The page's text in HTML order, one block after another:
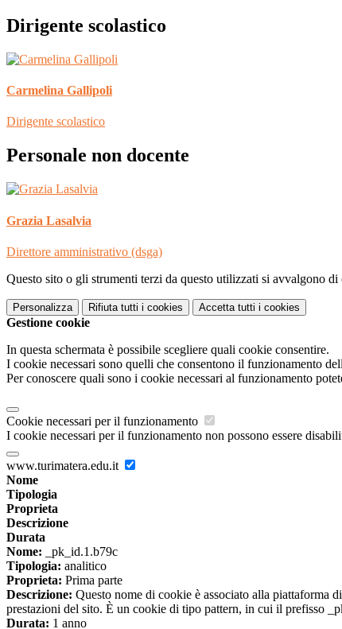
Dirigente scolastico
Carmelina Gallipoli
Dirigente scolastico
Personale non docente
Grazia Lasalvia
Direttore amministrativo (dsga)
Questo sito o gli strumenti terzi da questo utilizzati si avvalgono
Personalizza Rifiuta tutti i cookies Accetta tutti i cookies
Gestione cookie
In questa schermata è possibile scegliere quali cookie consentire.
I cookie necessari sono quelli che consentono il funzionamento
Per conoscere quali sono i cookie necessari al funzionamento
Cookie necessari per il funzionamento
I cookie necessari per il funzionamento non possono essere
www.turimatera.edu.it
Nome
Tipologia
Proprieta
Descrizione
Durata
Nome: _pk_id.1.b79c
Tipologia: analitico
Proprieta: Prima parte
Descrizione: Questo nome di cookie è associato alla piattaforma
prestazioni del sito. È un cookie di tipo pattern, in cui il prefisso
Durata: 1 anno